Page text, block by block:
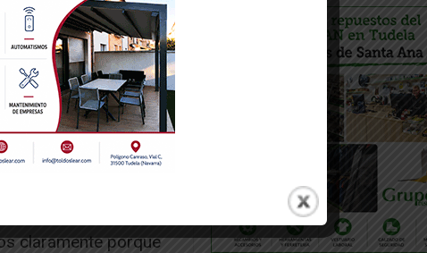
tradiciones son los
contundente al
los festejos
claramente porque